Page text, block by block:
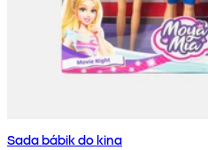
Sada bábik do kina